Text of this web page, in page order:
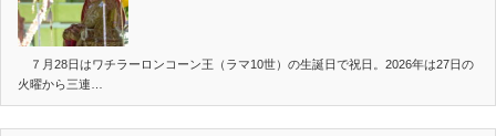
７月28日はワチラーロンコーン王（ラマ10世）の生誕日で祝日。2026年は27日の
火曜から三連…